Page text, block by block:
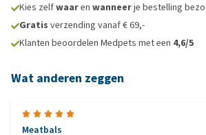
Kies zelfwaaren wanneerje bestelling
Gratis verzending vanaf € 69,-
Klanten beoordelen Medpets met een 4,6/5
Wat anderen zeggen
Meatbals